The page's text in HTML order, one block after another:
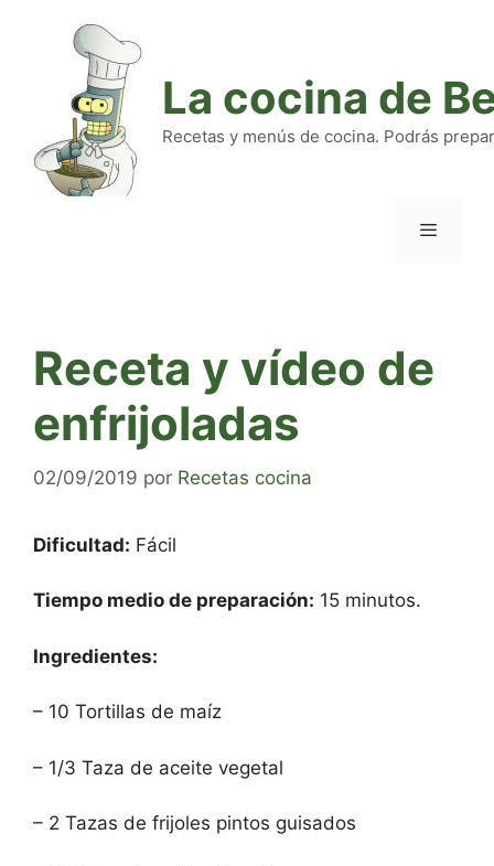
La cocina de
Recetas y menús de cocina. Podrás
Receta y vídeo de
enfrijoladas
02/09/2019 por Recetas cocina
Dificultad: Fácil
Tiempo medio de preparación: 15 minutos.
Ingredientes:
– 10 Tortillas de maíz
– 1/3 Taza de aceite vegetal
– 2 Tazas de frijoles pintos guisados